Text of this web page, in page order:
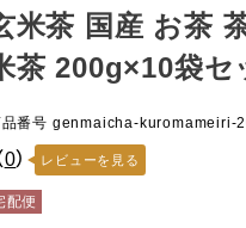
米茶 国産 お茶
茶 200g×10袋セ
番号 genmaicha-kuromameiri-
0） レビューを見る
配便